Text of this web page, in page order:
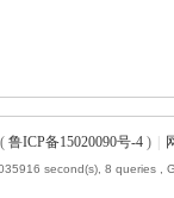
( 鲁ICP备15020090号-4 )
second(s), 8 queries ,